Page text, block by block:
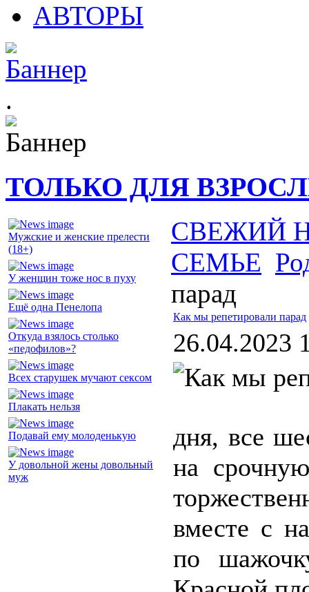
АВТОРЫ
.
ТОЛЬКО ДЛЯ
Мужские и женские прелести
(18+)
У женщин тоже нос в пуху
Ещё одна Пенелопа
Откуда взялось столько
«педофилов»?
Всех старушек мучают сексом
Плакать нельзя
Подавай ему молоденькую
У довольной жены довольный
муж
СВЕЖИЙ
СЕМЬЕ
парад
Как мы репетировали парад
26.04.2023
дня, все
на
вместе с
по